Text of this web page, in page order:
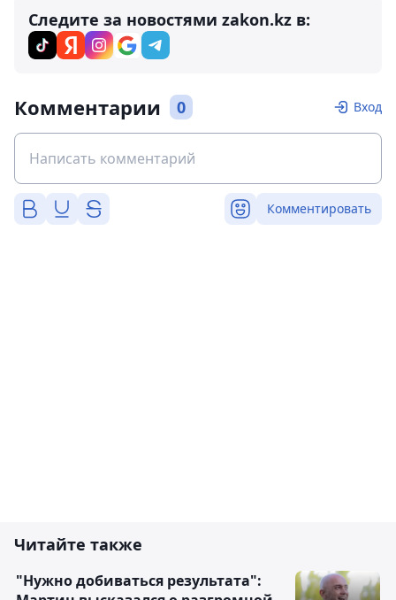
Следите за новостями zakon.kz в:
Комментарии 0 Вход
Комментировать
Читайте также
"Нужно добиваться результата":